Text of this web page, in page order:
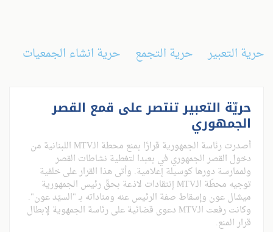
حرية التعبير حرية التجمع حرية انشاء الجمعيات
حريّة التعبير تنتصر على قمع القصر
الجمهوري
أصدرت رئاسة الجمهورية قرارًا بمنع محطة الـMTV اللبنانية من
دخول القصر الجمهوري في بعبدا لتغطية نشاطات القصر
ولممارسة دورها كوسيلة إعلامية. وأتى هذا القرار على خلفية
توجيه محطّة الـMTV إنتقادات لاذعة بحقّ رئيس الجمهورية
ميشال عون وإسقاط صفة الرئيس عنه ومناداته بـ "السيّد عون".
وكانت رفعت الـMTV دعوى قضائية على رئاسة الجمهوية لإبطال
قرار المنع.